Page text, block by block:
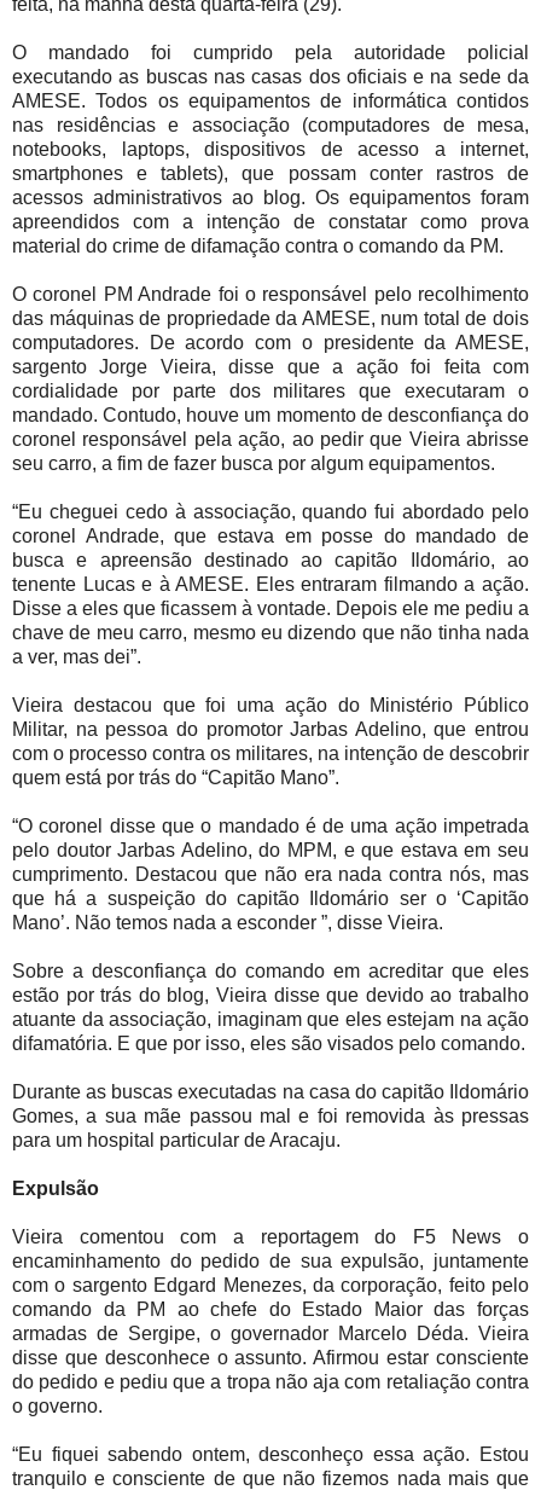
feita, na manhã desta quarta-feira (29).
O mandado foi cumprido pela autoridade policial
executando as buscas nas casas dos oficiais e na sede da
AMESE. Todos os equipamentos de informática contidos
nas residências e associação (computadores de mesa,
notebooks, laptops, dispositivos de acesso a internet,
smartphones e tablets), que possam conter rastros de
acessos administrativos ao blog. Os equipamentos foram
apreendidos com a intenção de constatar como prova
material do crime de difamação contra o comando da PM.
O coronel PM Andrade foi o responsável pelo recolhimento
das máquinas de propriedade da AMESE, num total de dois
computadores. De acordo com o presidente da AMESE,
sargento Jorge Vieira, disse que a ação foi feita com
cordialidade por parte dos militares que executaram o
mandado. Contudo, houve um momento de desconfiança do
coronel responsável pela ação, ao pedir que Vieira abrisse
seu carro, a fim de fazer busca por algum equipamentos.
“Eu cheguei cedo à associação, quando fui abordado pelo
coronel Andrade, que estava em posse do mandado de
busca e apreensão destinado ao capitão Ildomário, ao
tenente Lucas e à AMESE. Eles entraram filmando a ação.
Disse a eles que ficassem à vontade. Depois ele me pediu a
chave de meu carro, mesmo eu dizendo que não tinha nada
a ver, mas dei”.
Vieira destacou que foi uma ação do Ministério Público
Militar, na pessoa do promotor Jarbas Adelino, que entrou
com o processo contra os militares, na intenção de descobrir
quem está por trás do “Capitão Mano”.
“O coronel disse que o mandado é de uma ação impetrada
pelo doutor Jarbas Adelino, do MPM, e que estava em seu
cumprimento. Destacou que não era nada contra nós, mas
que há a suspeição do capitão Ildomário ser o ‘Capitão
Mano’. Não temos nada a esconder ”, disse Vieira.
Sobre a desconfiança do comando em acreditar que eles
estão por trás do blog, Vieira disse que devido ao trabalho
atuante da associação, imaginam que eles estejam na ação
difamatória. E que por isso, eles são visados pelo comando.
Durante as buscas executadas na casa do capitão Ildomário
Gomes, a sua mãe passou mal e foi removida às pressas
para um hospital particular de Aracaju.
Expulsão
Vieira comentou com a reportagem do F5 News o
encaminhamento do pedido de sua expulsão, juntamente
com o sargento Edgard Menezes, da corporação, feito pelo
comando da PM ao chefe do Estado Maior das forças
armadas de Sergipe, o governador Marcelo Déda. Vieira
disse que desconhece o assunto. Afirmou estar consciente
do pedido e pediu que a tropa não aja com retaliação contra
o governo.
“Eu fiquei sabendo ontem, desconheço essa ação. Estou
tranquilo e consciente de que não fizemos nada mais que